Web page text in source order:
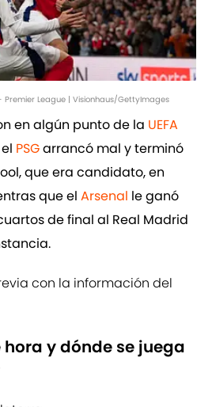
League | Visionhaus/GettyImages
en algún punto de la UEFA
el PSGarrancó mal y terminó
que era candidato, en
que el Arsenal le ganó
de final al Real Madrid
con la información del
y dónde se juega